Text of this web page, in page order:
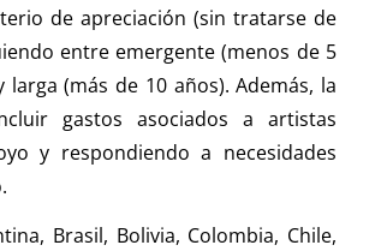
de apreciación (sin tratarse de
entre emergente (menos de 5
(más de 10 años). Además, la
gastos asociados a artistas
y respondiendo a necesidades
Brasil, Bolivia, Colombia, Chile,